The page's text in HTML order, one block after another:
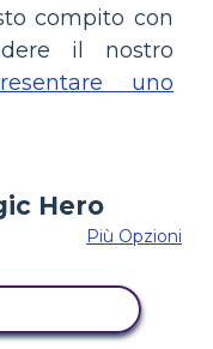
compito con
il nostro
uno
Più Opzioni